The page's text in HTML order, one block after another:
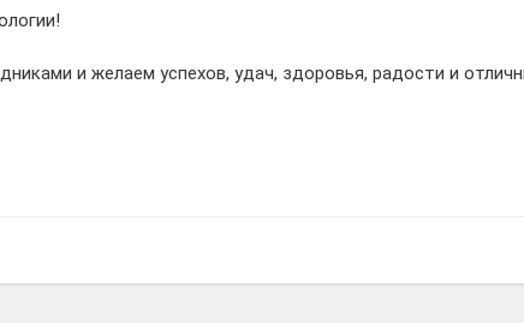
и желаем успехов, удач, здоровья, радости и